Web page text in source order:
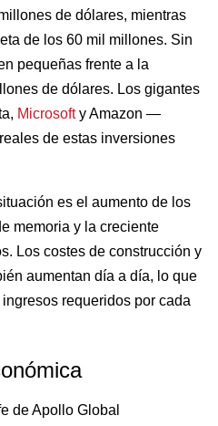
de dólares, mientras
de los 60 mil millones. Sin
pequeñas frente a la
de dólares. Los gigantes
Microsofty Amazon —
de estas inversiones
es el aumento de los
memoria y la creciente
Los costes de construcción y
aumentan día a día, lo que
requeridos por cada
de Apollo Global